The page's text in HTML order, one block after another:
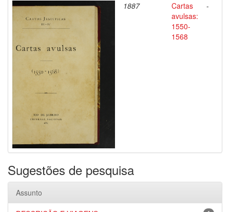
1887
Cartas
avulsas:
1550-
1568
-
Sugestões de pesquisa
Assunto